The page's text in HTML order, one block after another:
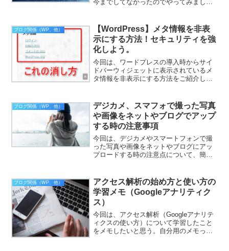
今までしてなかったのでやってみまし
カウントされちゃうんですよねー！この
ままではいかん！W...
ブログ関係（WP、他）
【WordPress】メタ情報を非表
示にする方法！セキュリティを強
化しよう。
今回は、ワードプレスの導入時からサイ
ドバーウィジェットに表示されているメ
タ情報を非表示にする方法をご紹介した
ているメタ情報ってやつです。このメタ
情報ですが主に、ログイン...
ブログ関係（WP、他）
デジカメ、スマフォで撮った写真
や画像をネットやブログでアップ
する時の注意事項
今回は、デジカメやスマートフォンで撮
った写真や画像をネットやブログにアッ
プロードする時の注意点について、簡単
た人は、要注意ですよ！（ニッコリ）デ
ジカメ、スマフォで撮った写...
ブログ関係（WP、他）
アクセス解析の始め方と使い方の
学習メモ（Googleアナリティク
ス）
今回は、アクセス解析（Googleアナリテ
ィクスの使い方）について学習したこと
をメモしたいと思う。自分用のメモって